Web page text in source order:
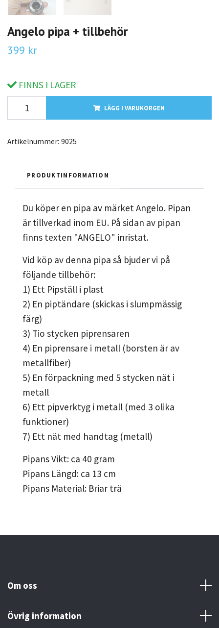
Angelo pipa + tillbehör
399 kr
FINNS I LAGER
LÄGG I VARUKORGEN
Artikelnummer: 9025
PRODUKTINFORMATION
Du köper en pipa av märket Angelo. Pipan
är tillverkad inom EU. På sidan av pipan
finns texten "ANGELO" inristat.
Vid köp av denna pipa så bjuder vi på
följande tillbehör:
1) Ett Pipställ i plast
2) En piptändare (skickas i slumpmässig
färg)
3) Tio stycken piprensaren
4) En piprensare i metall (borsten är av
metallfiber)
5) En förpackning med 5 stycken nät i
metall
6) Ett pipverktyg i metall (med 3 olika
funktioner)
7) Ett nät med handtag (metall)
Pipans Vikt: ca 40 gram
Pipans Längd: ca 13 cm
Pipans Material: Briar trä
Om oss
Övrig information